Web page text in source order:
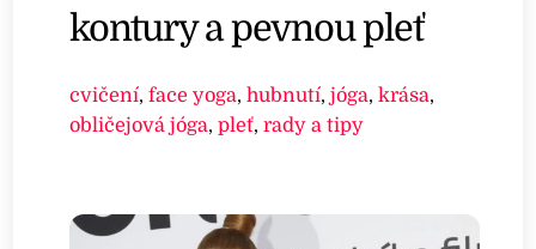
kontury a pevnou pleť
cvičení,face yoga,hubnutí,jóga,krása,
obličejová jóga,pleť,rady a tipy